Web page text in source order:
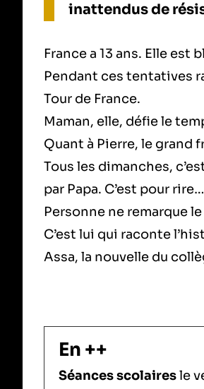
inattendus de
France a 13 ans. Elle est
Pendant ces tentatives
Tour de France.
Maman, elle, défie le
Quant à Pierre, le grand
Tous les dimanches,
par Papa. C’est pour rire…
Personne ne remarque
C’est lui qui raconte
Assa, la nouvelle du
En ++
Séances scolairesle